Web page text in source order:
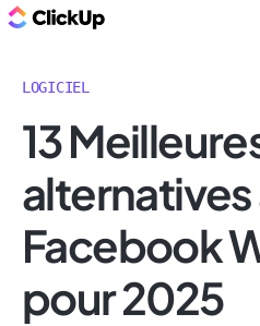
LOGICIEL
13
alternatives
Facebook
pour 2025